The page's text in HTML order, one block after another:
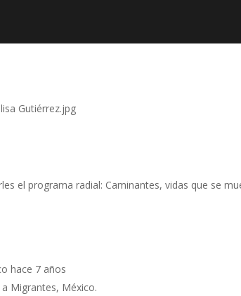
el programa radial: Caminantes, vidas que se
hace 7 años
Migrantes, México.